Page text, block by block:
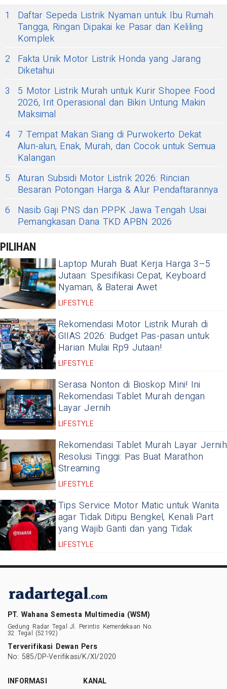
1
Daftar Sepeda Listrik Nyaman untuk Ibu Rumah
Tangga, Ringan Dipakai ke Pasar dan Keliling
Komplek
2
Fakta Unik Motor Listrik Honda yang Jarang
Diketahui
3
5 Motor Listrik Murah untuk Kurir Shopee Food
2026, Irit Operasional dan Bikin Untung Makin
Maksimal
4 7 Tempat Makan Siang di Purwokerto Dekat
Alun-alun, Enak, Murah, dan Cocok untuk Semua
Kalangan
5 Aturan Subsidi Motor Listrik 2026: Rincian
Besaran Potongan Harga & Alur Pendaftarannya
6
Nasib Gaji PNS dan PPPK Jawa Tengah Usai
Pemangkasan Dana TKD APBN 2026
PILIHAN
Laptop Murah Buat Kerja Harga 3–5
Jutaan: Spesifikasi Cepat, Keyboard
Nyaman, & Baterai Awet
LIFESTYLE
Rekomendasi Motor Listrik Murah di
GIIAS 2026: Budget Pas-pasan untuk
Harian Mulai Rp9 Jutaan!
LIFESTYLE
Serasa Nonton di Bioskop Mini! Ini
Rekomendasi Tablet Murah dengan
Layar Jernih
LIFESTYLE
Rekomendasi Tablet Murah Layar Jernih
Resolusi Tinggi: Pas Buat Marathon
Streaming
LIFESTYLE
Tips Service Motor Matic untuk Wanita
agar Tidak Ditipu Bengkel, Kenali Part
yang Wajib Ganti dan yang Tidak
LIFESTYLE
PT. Wahana Semesta Multimedia (WSM)
Gedung Radar Tegal Jl. Perintis Kemerdekaan No.
32 Tegal (52192)
Terverifikasi Dewan Pers
No: 585/DP-Verifikasi/K/XI/2020
INFORMASI
KANAL